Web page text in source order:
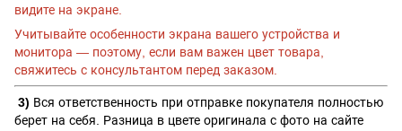
видите на экране.
Учитывайте особенности экрана вашего устройства и
монитора — поэтому, если вам важен цвет товара,
свяжитесь с консультантом перед заказом.
3) Вся ответственность при отправке покупателя полностью
берет на себя. Разница в цвете оригинала с фото на сайте